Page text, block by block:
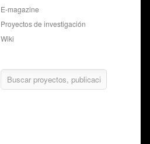
E-magazine
Proyectos de investigación
Wiki